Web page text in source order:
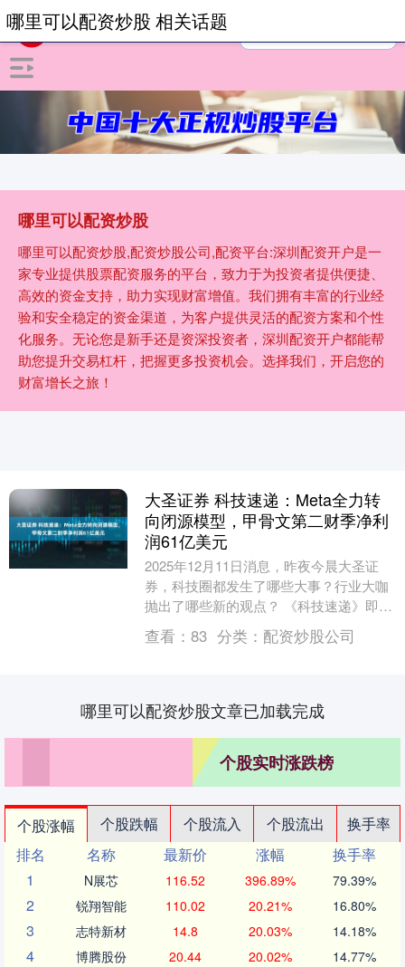
哪里可以配资炒股
哪里可以配资炒股,配资炒股公司,配资平台:深圳配资开户是一
家专业提供股票配资服务的平台，致力于为投资者提供便捷、
高效的资金支持，助力实现财富增值。我们拥有丰富的行业经
验和安全稳定的资金渠道，为客户提供灵活的配资方案和个性
化服务。无论您是新手还是资深投资者，深圳配资开户都能帮
助您提升交易杠杆，把握更多投资机会。选择我们，开启您的
财富增长之旅！
哪里可以配资炒股 相关话题
大圣证券 科技速递：Meta全力转
向闭源模型，甲骨文第二财季净利
润61亿美元
2025年12月11日消息，昨夜今晨大圣证
券，科技圈都发生了哪些大事？行业大咖
抛出了哪些新的观点？ 《科技速递》即刻
为您梳理关键资讯： Meta全力转向闭源模
型....
查看： 83 分类： 配资炒股公司
哪里可以配资炒股文章已加载完成
个股实时涨跌榜
个股涨幅 个股跌幅 个股流入 个股流出
换手率
排名
名称 最新价 涨幅
换手率
1
N展芯 116.52 396.89% 79.39%
2 锐翔智能 110.02 20.21% 16.80%
3 志特新材 14.8 20.03% 14.18%
4 博腾股份 20.44 20.02% 14.77%